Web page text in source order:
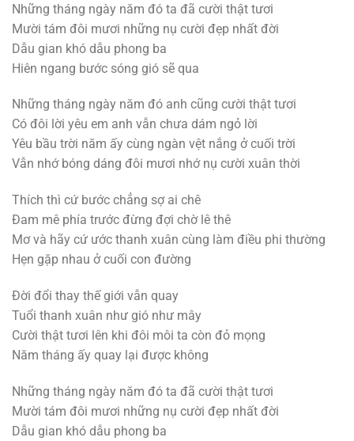
Những tháng ngày năm đó ta đã cười thật tươi
Mười tám đôi mươi những nụ cười đẹp nhất đời
Dẫu gian khó dẫu phong ba
Hiên ngang bước sóng gió sẽ qua
Những tháng ngày năm đó anh cũng cười thật tươi
Có đôi lời yêu em anh vẫn chưa dám ngỏ lời
Yêu bầu trời năm ấy cùng ngàn vệt nắng ở cuối trời
Vẫn nhớ bóng dáng đôi mươi nhớ nụ cười xuân thời
Thích thì cứ bước chẳng sợ ai chê
Đam mê phía trước đừng đợi chờ lê thê
Mơ và hãy cứ ước thanh xuân cùng làm điều phi thường
Hẹn gặp nhau ở cuối con đường
Đời đổi thay thế giới vẫn quay
Tuổi thanh xuân như gió như mây
Cười thật tươi lên khi đôi môi ta còn đỏ mọng
Năm tháng ấy quay lại được không
Những tháng ngày năm đó ta đã cười thật tươi
Mười tám đôi mươi những nụ cười đẹp nhất đời
Dẫu gian khó dẫu phong ba